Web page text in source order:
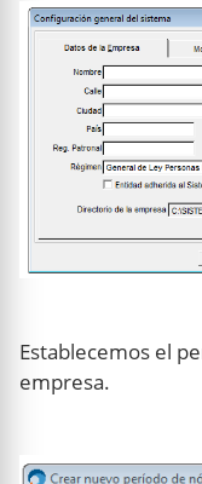
Establecemos el
empresa.